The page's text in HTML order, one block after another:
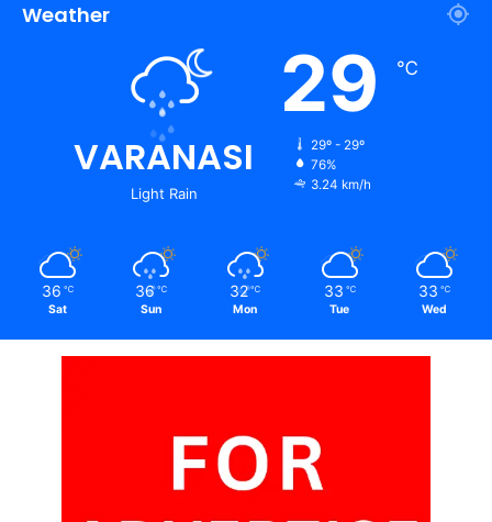
Weather
VARANASI
Light Rain
29 ℃
29º - 29º
76%
3.24 km/h
36 ℃
Sat
36 ℃
Sun
32 ℃
Mon
33 ℃
Tue
33 ℃
Wed